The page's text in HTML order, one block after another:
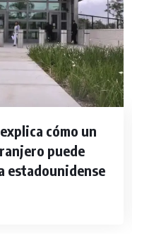
cómo un
puede
estadounidense